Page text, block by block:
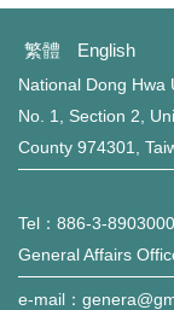
繁體 English
National Dong Hwa
No. 1, Section 2,
County 974301,
Tel：886-3-8903000
General Affairs
e-mail：